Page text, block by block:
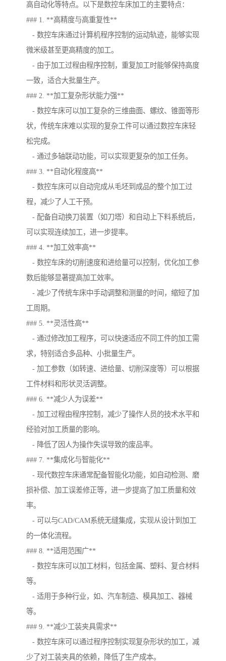
高自动化等特点。以下是数控车床加工的主要特点：
### 1. **高精度与高重复性**
- 数控车床通过计算机程序控制的运动轨迹，能够实现
微米级甚至更高精度的加工。
- 由于加工过程由程序控制，重复加工时能够保持高度
一致，适合大批量生产。
### 2. **加工复杂形状能力强**
- 数控车床可以加工复杂的三维曲面、螺纹、锥面等形
状，传统车床难以实现的复杂工件可以通过数控车床轻
松完成。
- 通过多轴联动功能，可以实现更复杂的加工任务。
### 3. **自动化程度高**
- 数控车床可以自动完成从毛坯到成品的整个加工过
程，减少了人工干预。
- 配备自动换刀装置（如刀塔）和自动上下料系统后，
可以实现连续加工，进一步提率。
### 4. **加工效率高**
- 数控车床的切削速度和进给量可以控制，优化加工参
数后能够显著提高加工效率。
- 减少了传统车床中手动调整和测量的时间，缩短了加
工周期。
### 5. **灵活性高**
- 通过修改加工程序，可以快速适应不同工件的加工需
求，特别适合多品种、小批量生产。
- 加工参数（如转速、进给量、切削深度等）可以根据
工件材料和形状灵活调整。
### 6. **减少人为误差**
- 加工过程由程序控制，减少了操作人员的技术水平和
经验对加工质量的影响。
- 降低了因人为操作失误导致的废品率。
### 7. **集成化与智能化**
- 现代数控车床通常配备智能化功能，如自动检测、磨
损补偿、加工误差修正等，进一步提高了加工质量和效
率。
- 可以与CAD/CAM系统无缝集成，实现从设计到加工
的一体化流程。
### 8. **适用范围广**
- 数控车床可以加工材料，包括金属、塑料、复合材料
等。
- 适用于多种行业，如、汽车制造、模具加工、器械
等。
### 9. **减少工装夹具需求**
- 数控车床可以通过程序控制实现复杂形状的加工，减
少了对工装夹具的依赖，降低了生产成本。